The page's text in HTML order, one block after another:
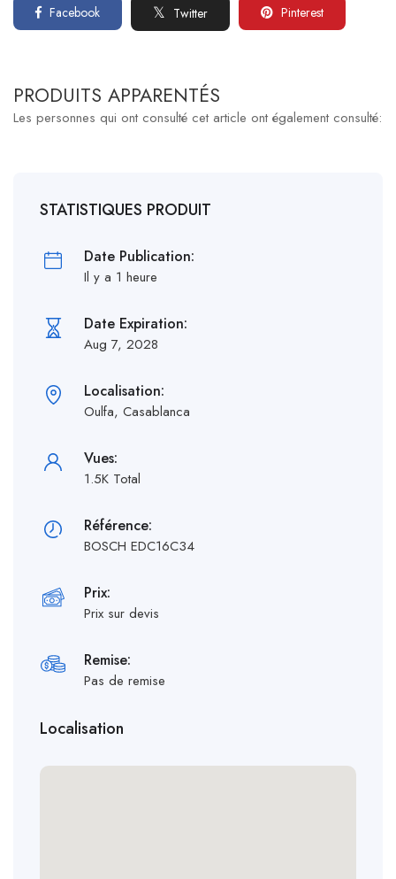
Facebook Twitter Pinterest
PRODUITS APPARENTÉS
Les personnes qui ont consulté cet article ont également consulté:
STATISTIQUES PRODUIT
Date Publication:
Il y a 1 heure
Date Expiration:
Aug 7, 2028
Localisation:
Oulfa, Casablanca
Vues:
1.5K Total
Référence:
BOSCH EDC16C34
Prix:
Prix sur devis
Remise:
Pas de remise
Localisation